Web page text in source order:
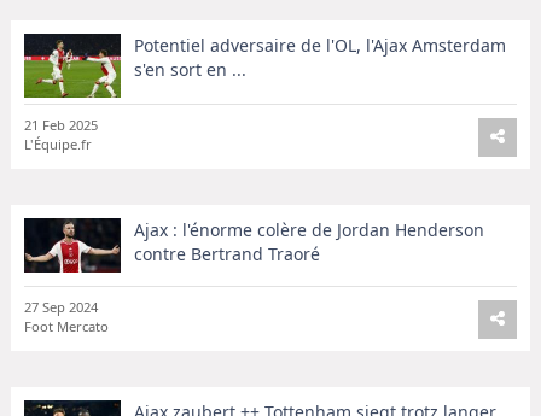
Potentiel adversaire de l'OL, l'Ajax Amsterdam
s'en sort en ...
21 Feb 2025
L'Équipe.fr
Ajax : l'énorme colère de Jordan Henderson
contre Bertrand Traoré
27 Sep 2024
Foot Mercato
Ajax zaubert ++ Tottenham siegt trotz langer